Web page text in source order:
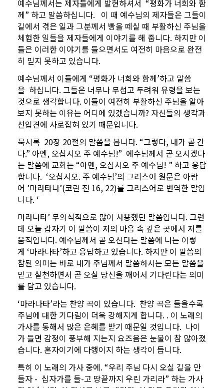
예수님께서는 제자들에게 발현하셔서 “평화가 너희와 함
께” 하고 말씀하십니다. 이 때 예수님의 제자들은 그들이
길에서 겪은 일과 그분께서 빵을 떼실 때 부활하신 주님을
체험한 일들을 제자들에게 이야기를 해 줍니다. 하지만 이
들은 이러한 이야기를 들으면서도 여전히 마음으로 완전
히 믿지 못하고 있습니다.
예수님께서 이들에게 “평화가 너희와 함께’하고 말씀
을 하십니다. 그들은 너무나 무섭고 두려워 유령을 보는
것으로 생각합니다. 이들이 여전히 부활하신 주님을 알아
보지 못하는 이유는 어디에 있겠습니까? 자신들의 생각과
선입견에 사로잡혀 있기 때문입니다.
묵시록 20장 20절의 말씀을 봅니다. “그렇다, 내가 곧 간
다.” 아멘, 오십시오 주 예수님!” 에수님께서 곧 오시겠다
는 말씀에 교회는 “아멘, 오십시오 주 예수님! ” 하고 응답
합니다. ‘오십시오. 주 예수님’의 그리스어 원문은 아람
어 ’마라타나’(코린 전 16, 22)를 그리스어로 번역한 말입
니다. ‘
마라나타’ 무의식적으로 많이 사용했던 말씀입니다. 그런
데 오늘 갑자기 이 말씀이 저의 마음 속 깊은 곳에서 저를
움직입니다. 예수님께서 곧 오신다는 말씀에 나는 이렇
게 ‘마라나타’하고 응답하고 있습니다. 하지만 이 말씀의
참된 의미는 바로 내가 주님께서 말씀하시는 모든 말씀을
믿고 실천하면서 곧 오실 당신을 깨어서 기다린다는 의미
를 담고 있습니다.
‘마라나타’라는 찬양 곡이 있습니다. 찬양 곡은 들을수록
주님에 대한 기다림이 더욱 강해지게 합니다. . 이 노래의
가사를 통해서 많은 은혜를 받기 때문일 것입니다. 나이
가 들면 감정이 풍부해 지는지 요즈음은 눈물이 참 많아졌
습니다. 혼자이기에 다행이지 하는 생각이 듭니다.
특히 이 노래의 가사 중에. “우리 주님 다시 오실 길을 만
들자 - 십자가를 들-고 땅끝까지 우린 가리라” 하는 가사